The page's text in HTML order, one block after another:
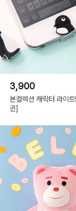
3,900
본컬렉션 캐릭터 라이
귄]